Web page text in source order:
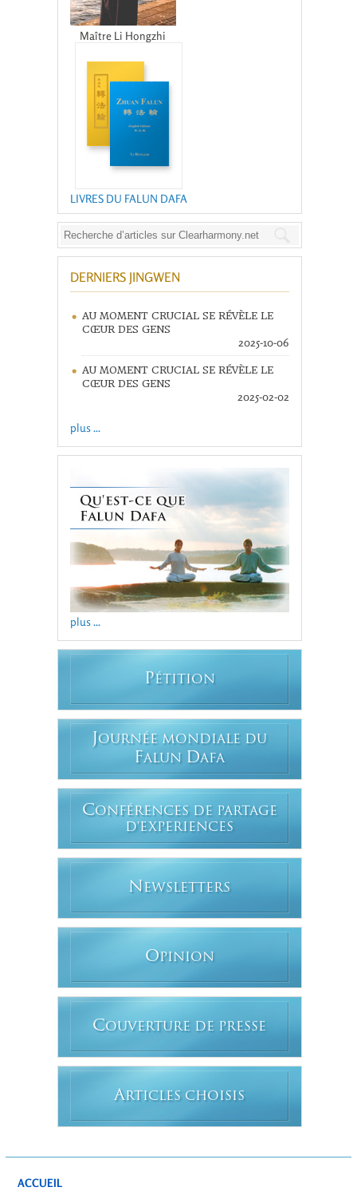
Maître Li Hongzhi
LIVRES DU FALUN DAFA
DERNIERS JINGWEN
AU MOMENT CRUCIAL SE RÉVÈLE LE
CŒUR DES GENS
2025-10-06
AU MOMENT CRUCIAL SE RÉVÈLE LE
CŒUR DES GENS
2025-02-02
plus ...
plus ...
PÉTITION
JOURNÉE MONDIALE DU
FALUN DAFA
CONFÉRENCES DE PARTAGE
D'EXPERIENCES
N EWSLETTERS
OPINION
COUVERTURE DE PRESSE
ARTICLES CHOISIS
ACCUEIL